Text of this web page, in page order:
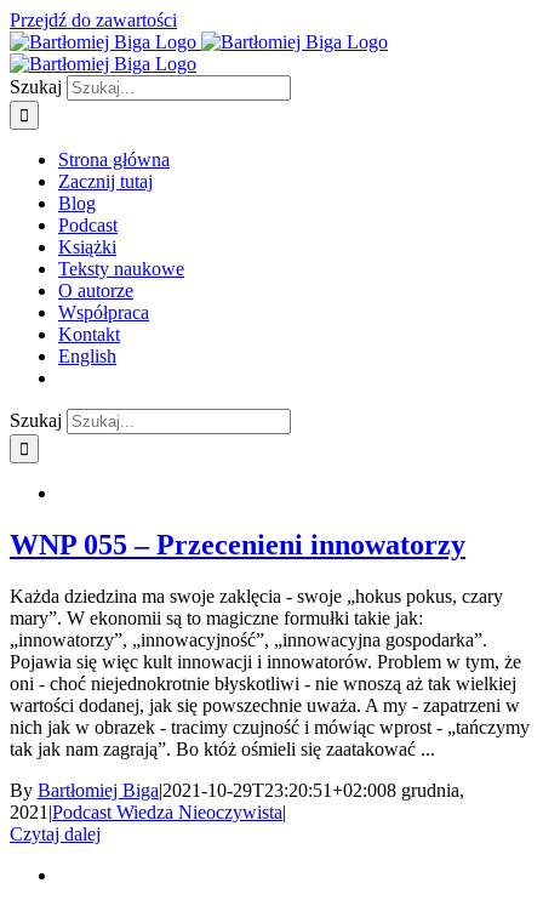
Przejdź do zawartości
Szukaj
Strona główna
Zacznij tutaj
Blog
Podcast
Książki
Teksty naukowe
O autorze
Współpraca
Kontakt
English
Szukaj
WNP 055 – Przecenieni innowatorzy
Każda dziedzina ma swoje zaklęcia - swoje „hokus pokus, czary
mary”. W ekonomii są to magiczne formułki takie jak:
„innowatorzy”, „innowacyjność”, „innowacyjna gospodarka”.
Pojawia się więc kult innowacji i innowatorów. Problem w tym, że
oni - choć niejednokrotnie błyskotliwi - nie wnoszą aż tak wielkiej
wartości dodanej, jak się powszechnie uważa. A my - zapatrzeni w
nich jak w obrazek - tracimy czujność i mówiąc wprost - „tańczymy
tak jak nam zagrają”. Bo któż ośmieli się zaatakować ...
By Bartłomiej Biga|2021-10-29T23:20:51+02:008 grudnia,
2021 |Podcast Wiedza Nieoczywista|
Czytaj dalej